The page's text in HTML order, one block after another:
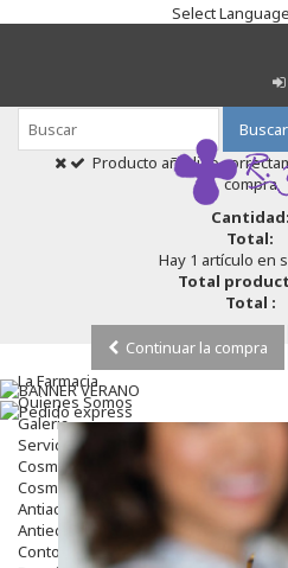
Select Language
Buscar
Producto añadido
compra
Cantidad:
Total:
Hay 1 artículo en
Total
Total :
Continuar la compra
La Farmacia
Quienes Somos
Galeria
Servicios
Cosmética
Cosmética Facial
Antiacné
Antiedad
Contorno De Ojos